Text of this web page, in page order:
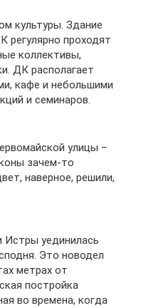
культуры. Здание
регулярно проходят
коллективы,
ДК располагает
кафе и небольшими
и семинаров.
улицы –
зачем-то
наверное, решили,
Истры уединилась
Это новодел
метрах от
постройка
во времена, когда